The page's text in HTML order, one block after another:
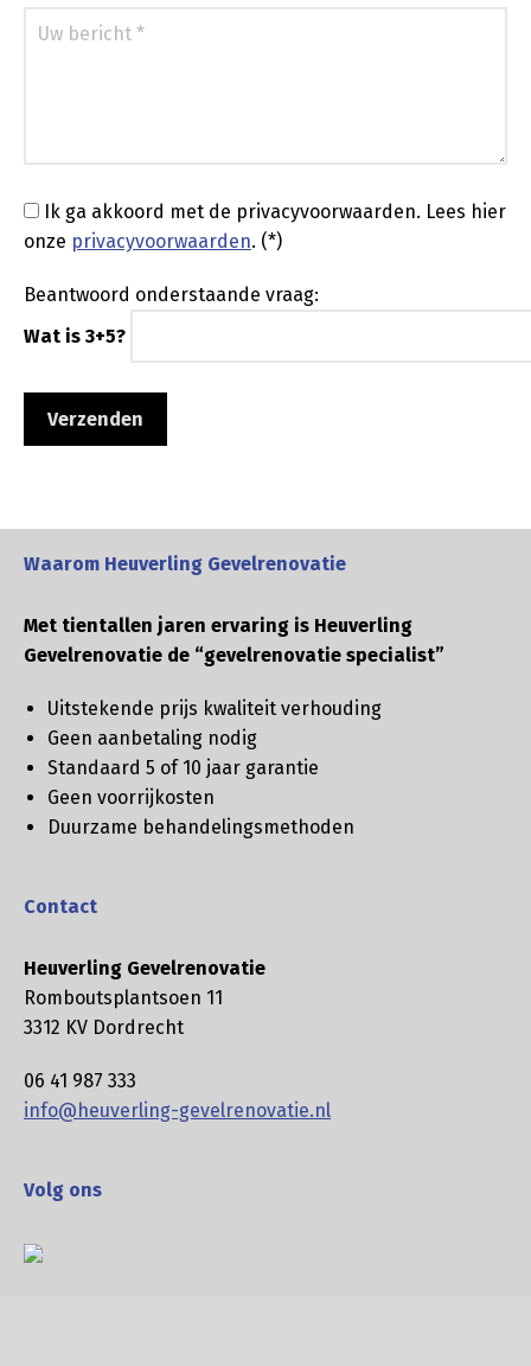
Ik ga akkoord met de privacyvoorwaarden. Lees hier
onze privacyvoorwaarden. (*)
Beantwoord onderstaande vraag:
Wat is 3+5?
Waarom Heuverling Gevelrenovatie
Met tientallen jaren ervaring is Heuverling
Gevelrenovatie de “gevelrenovatie specialist”
Uitstekende prijs kwaliteit verhouding
Geen aanbetaling nodig
Standaard 5 of 10 jaar garantie
Geen voorrijkosten
Duurzame behandelingsmethoden
Contact
Heuverling Gevelrenovatie
Romboutsplantsoen 11
3312 KV Dordrecht
06 41 987 333
info@heuverling-gevelrenovatie.nl
Volg ons